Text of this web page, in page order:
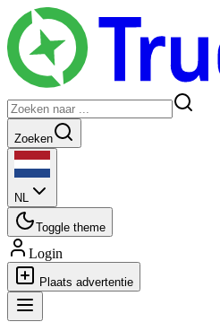
Zoeken
NL
Toggle theme
Login
Plaats advertentie